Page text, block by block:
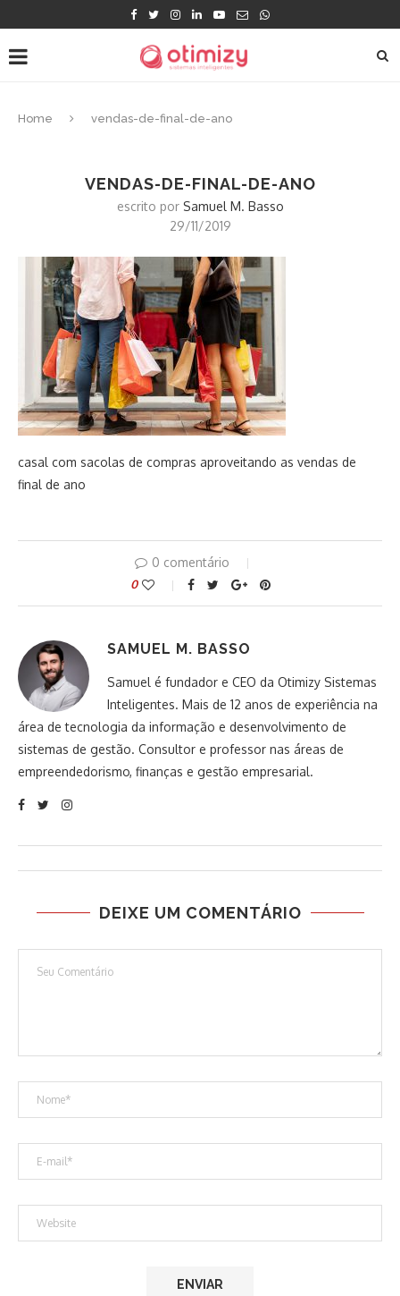
Home vendas-de-final-de-ano
VENDAS-DE-FINAL-DE-ANO
escrito por Samuel M. Basso
29/11/2019
casal com sacolas de compras aproveitando as vendas de
final de ano
0 comentário
0
SAMUEL M. BASSO
Samuel é fundador e CEO da Otimizy Sistemas
Inteligentes. Mais de 12 anos de experiência na
área de tecnologia da informação e desenvolvimento de
sistemas de gestão. Consultor e professor nas áreas de
empreendedorismo, finanças e gestão empresarial.
DEIXE UM COMENTÁRIO